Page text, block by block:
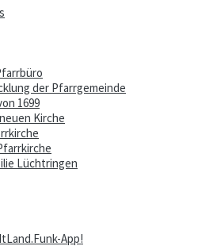
der Pfarrgemeinde
1699
Kirche
Lüchtringen
App!